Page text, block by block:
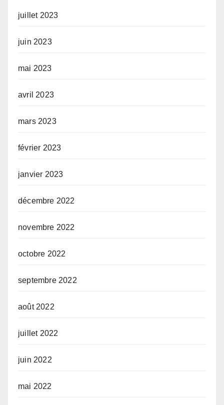
juillet 2023
juin 2023
mai 2023
avril 2023
mars 2023
février 2023
janvier 2023
décembre 2022
novembre 2022
octobre 2022
septembre 2022
août 2022
juillet 2022
juin 2022
mai 2022